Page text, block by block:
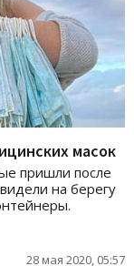
масок
пришли после
на берегу
28 мая 2020, 05:57